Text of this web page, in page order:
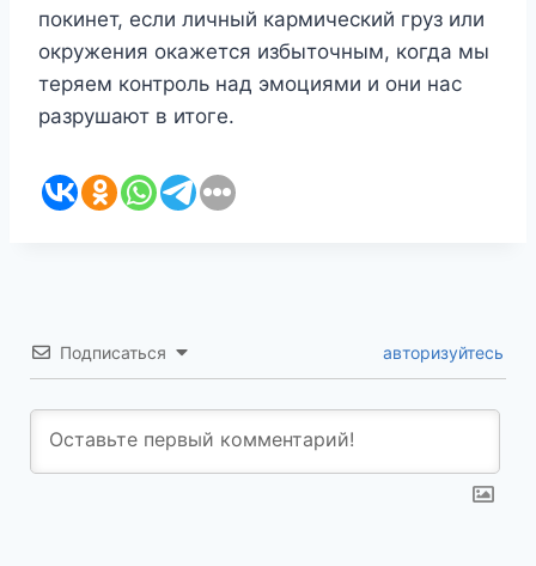
покинет, если личный кармический груз или
окружения окажется избыточным, когда мы
теряем контроль над эмоциями и они нас
разрушают в итоге.
Подписаться авторизуйтесь